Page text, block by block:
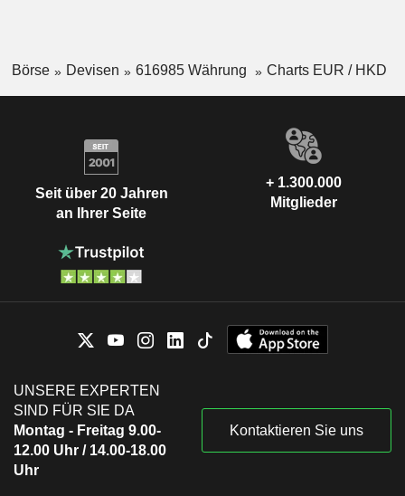
Börse Devisen 616985 Währung Charts EUR / HKD
Seit über 20 Jahren
an Ihrer Seite
+ 1.300.000
Mitglieder
UNSERE EXPERTEN
SIND FÜR SIE DA
Montag - Freitag 9.00-
12.00 Uhr / 14.00-18.00
Uhr
Kontaktieren Sie uns